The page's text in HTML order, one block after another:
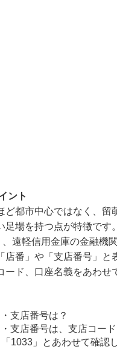
ント
ど都市中心ではなく、
場を持つ点が特徴です。
遠軽信用金庫の金融機
店番」や「支店番号」
ド、口座名義をあわせ
支店番号は？
支店番号は、支店コー
1033」とあわせて確認